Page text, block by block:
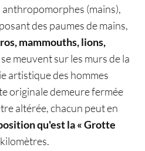
(mains),
des paumes de mains,
mammouths, lions,
se meuvent sur les murs de la
artistique des hommes
originale demeure fermée
altérée, chacun peut en
qu'est la « Grotte